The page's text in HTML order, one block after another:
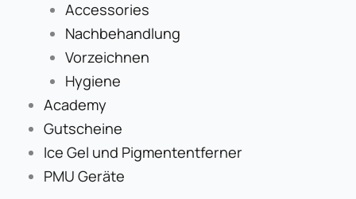
Accessories
Nachbehandlung
Vorzeichnen
Hygiene
Academy
Gutscheine
Ice Gel und Pigmententferner
PMU Geräte